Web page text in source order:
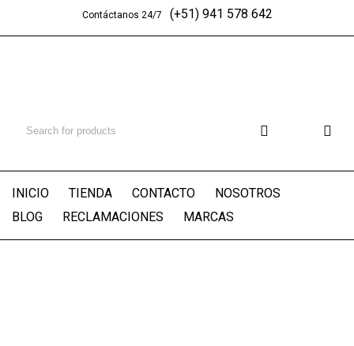
Contáctanos 24/7 (+51) 941 578 642
INICIO TIENDA CONTACTO
NOSOTROS
BLOG
RECLAMACIONES MARCAS